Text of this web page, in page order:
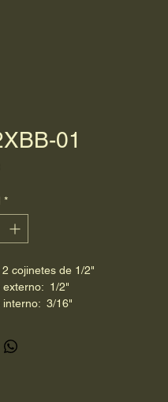
01
Precio
*
cojinetes de 1/2"
1/2"
3/16"